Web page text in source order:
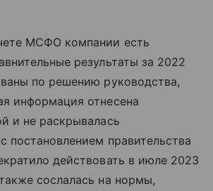
МСФО компании есть
результаты за 2022
по решению руководства,
информация отнесена
и не раскрывалась
постановлением правительства
действовать в июле 2023
сослалась на нормы,